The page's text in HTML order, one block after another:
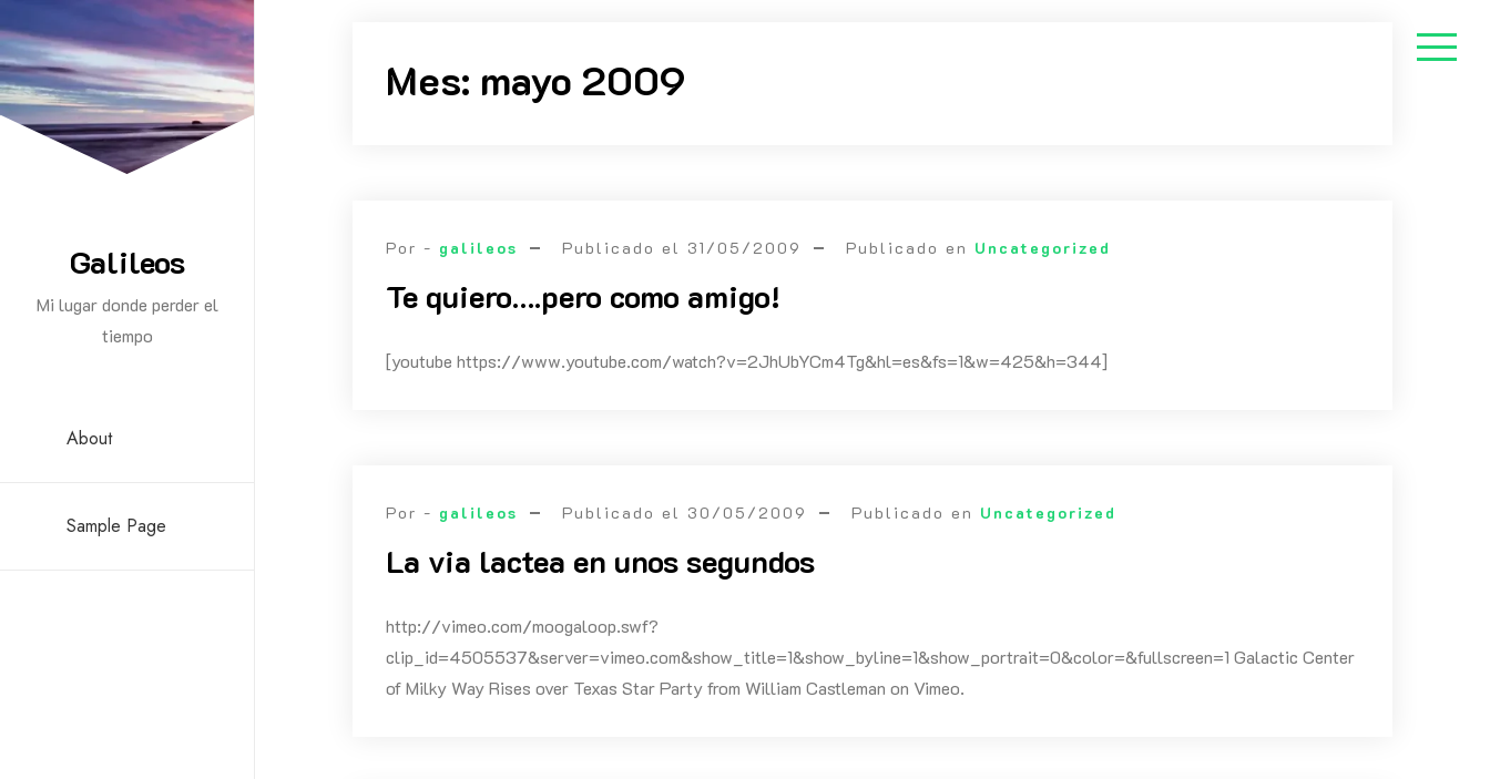
al
contenido
Galileos
Mi lugar donde perder el
tiempo
About
Sample Page
Mes: mayo 2009
Por - galileos Publicado el 31/05/2009 Publicado en Uncategorized
Te quiero….pero como amigo!
[youtube https://www.youtube.com/watch?v=2JhUbYCm4Tg&hl=es&fs=1&w=425&h=344]
Por - galileos Publicado el 30/05/2009 Publicado en Uncategorized
La via lactea en unos segundos
http://vimeo.com/moogaloop.swf?
clip_id=4505537&server=vimeo.com&show_title=1&show_byline=1&show_portrait=0&color=&fullscreen=1 Galactic Center
of Milky Way Rises over Texas Star Party from William Castleman on Vimeo.